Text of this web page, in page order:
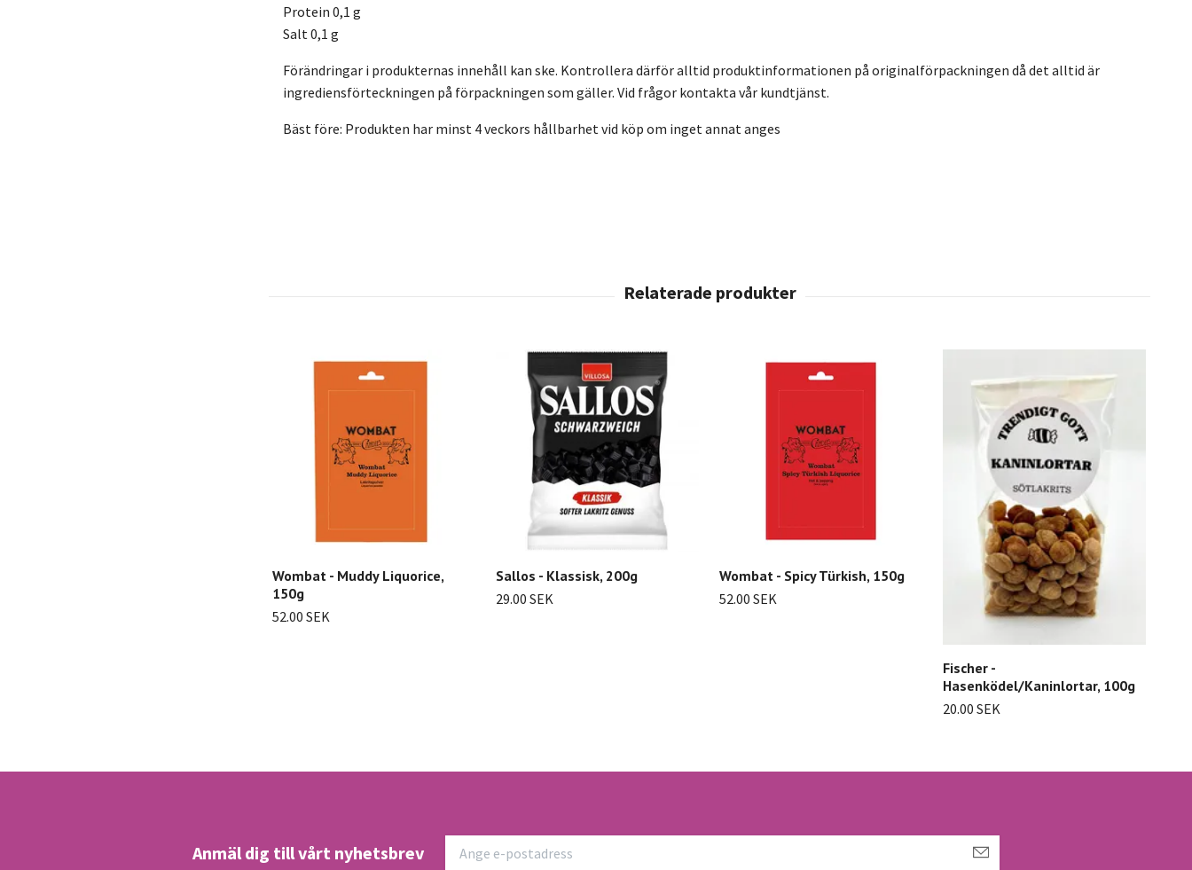
Protein 0,1 g
Salt 0,1 g
Förändringar i produkternas innehåll kan ske. Kontrollera därför alltid produktinformationen på originalförpackningen då det alltid är
ingrediensförteckningen på förpackningen som gäller. Vid frågor kontakta vår kundtjänst.
Bäst före: Produkten har minst 4 veckors hållbarhet vid köp om inget annat anges
Wombat - Muddy Liquorice,
150g
52.00 SEK
Sallos - Klassisk, 200g
29.00 SEK
Wombat - Spicy Türkish, 150g
52.00 SEK
Fischer -
Hasenködel/Kaninlortar, 100g
20.00 SEK
Anmäl dig till vårt nyhetsbrev